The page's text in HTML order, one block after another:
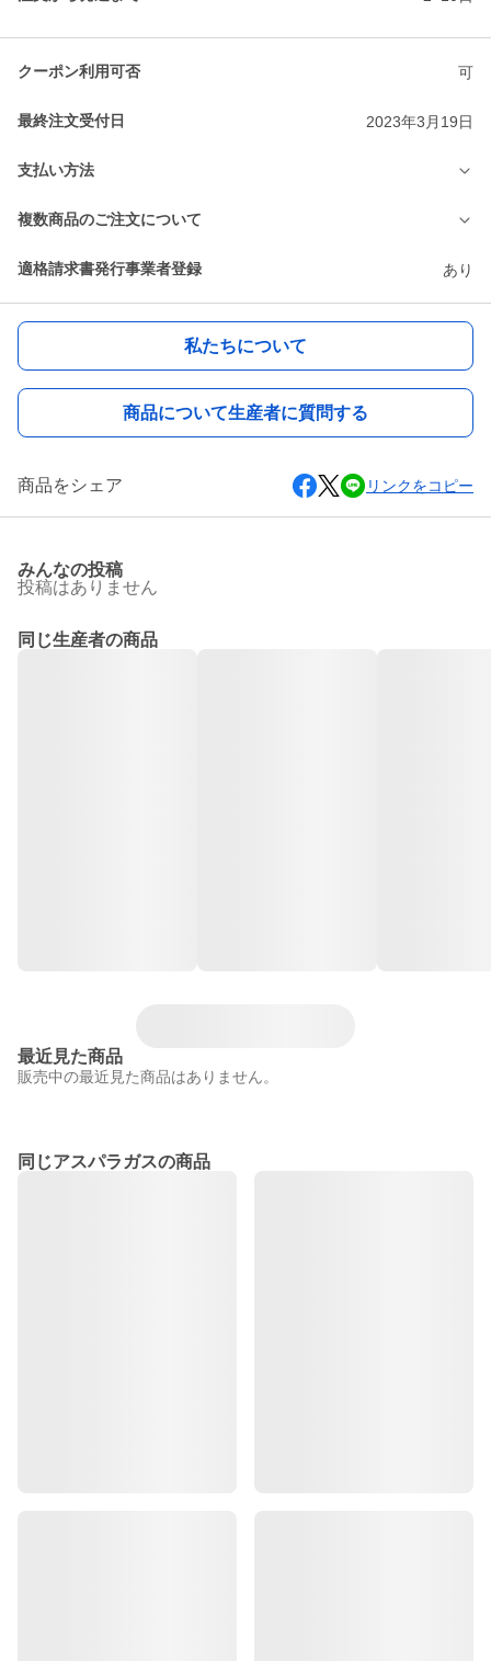
クーポン利用可否 可
最終注文受付日 2023年3月19日
支払い方法
複数商品のご注文について
適格請求書発行事業者登録 あり
私たちについて
商品について生産者に質問する
商品をシェア リンクをコピー
みんなの投稿
投稿はありません
同じ生産者の商品
最近見た商品
販売中の最近見た商品はありません。
同じアスパラガスの商品